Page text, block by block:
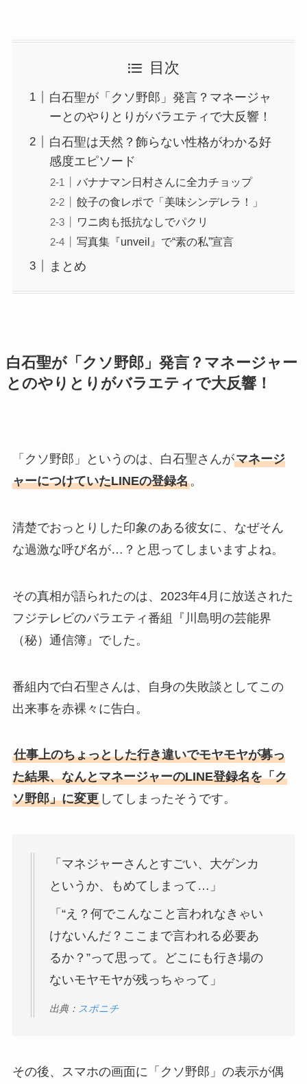
目次
白石聖が「クソ野郎」発言？マネージャ
ーとのやりとりがバラエティで大反響！
白石聖は天然？飾らない性格がわかる好
感度エピソード
バナナマン日村さんに全力チョップ
餃子の食レポで「美味シンデレラ！」
ワニ肉も抵抗なしでパクリ
写真集『unveil』で“素の私”宣言
まとめ
白石聖が「クソ野郎」発言？マネージャー
とのやりとりがバラエティで大反響！
「クソ野郎」というのは、白石聖さんがマネージ
ャーにつけていたLINEの登録名。
清楚でおっとりした印象のある彼女に、なぜそん
な過激な呼び名が…？と思ってしまいますよね。
その真相が語られたのは、2023年4月に放送された
フジテレビのバラエティ番組『川島明の芸能界
（秘）通信簿』でした。
番組内で白石聖さんは、自身の失敗談としてこの
出来事を赤裸々に告白。
仕事上のちょっとした行き違いでモヤモヤが募っ
た結果、なんとマネージャーのLINE登録名を「ク
ソ野郎」に変更してしまったそうです。
「マネジャーさんとすごい、大ゲンカ
というか、もめてしまって…」
「“え？何でこんなこと言われなきゃい
けないんだ？ここまで言われる必要あ
るか？”って思って。どこにも行き場の
ないモヤモヤが残っちゃって」
出典： スポニチ
その後、スマホの画面に「クソ野郎」の表示が偶